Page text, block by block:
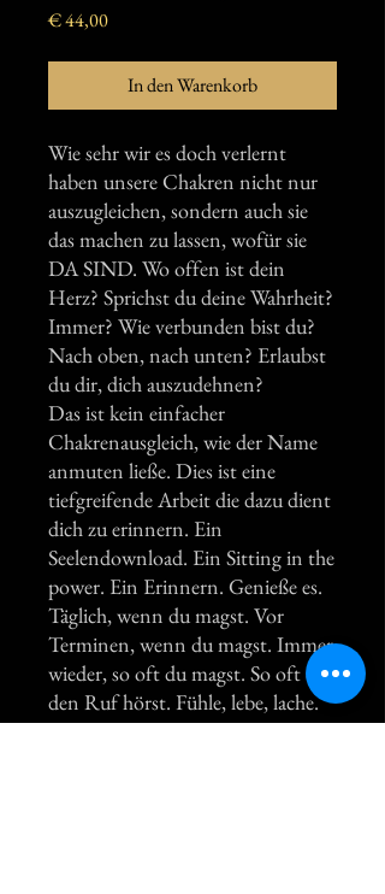
€ 44,00Preis
In den Warenkorb
Wie sehr wir es doch verlernt
haben unsere Chakren nicht nur
auszugleichen, sondern auch sie
das machen zu lassen, wofür sie
DA SIND. Wo offen ist dein
Herz? Sprichst du deine Wahrheit?
Immer? Wie verbunden bist du?
Nach oben, nach unten? Erlaubst
du dir, dich auszudehnen?
Das ist kein einfacher
Chakrenausgleich, wie der Name
anmuten ließe. Dies ist eine
tiefgreifende Arbeit die dazu dient
dich zu erinnern. Ein
Seelendownload. Ein Sitting in the
power. Ein Erinnern. Genieße es.
Täglich, wenn du magst. Vor
Terminen, wenn du magst. Immer
wieder, so oft du magst. So oft du
den Ruf hörst. Fühle, lebe, lache.
Öffne dein Herz, sprich deine